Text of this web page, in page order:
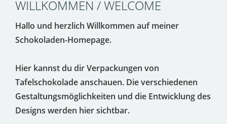
WILLKOMMEN / WELCOME
Hallo und herzlich Willkommen auf meiner
Schokoladen-Homepage.
Hier kannst du dir Verpackungen von
Tafelschokolade anschauen. Die verschiedenen
Gestaltungsmöglichkeiten und die Entwicklung des
Designs werden hier sichtbar.